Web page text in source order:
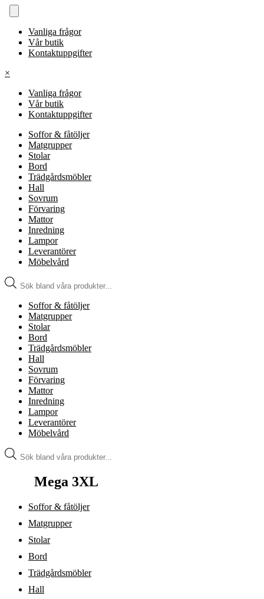
Vanliga frågor
Vår butik
Kontaktuppgifter
×
Vanliga frågor
Vår butik
Kontaktuppgifter
Soffor & fåtöljer
Matgrupper
Stolar
Bord
Trädgårdsmöbler
Hall
Sovrum
Förvaring
Mattor
Inredning
Lampor
Leverantörer
Möbelvård
Produktsökning
Soffor & fåtöljer
Matgrupper
Stolar
Bord
Trädgårdsmöbler
Hall
Sovrum
Förvaring
Mattor
Inredning
Lampor
Leverantörer
Möbelvård
Produktsökning
Mega 3XL
Soffor & fåtöljer
Matgrupper
Stolar
Bord
Trädgårdsmöbler
Hall